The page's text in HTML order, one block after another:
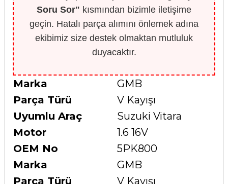
Soru Sor" kısmından bizimle iletişime
geçin. Hatalı parça alımını önlemek adına
ekibimiz size destek olmaktan mutluluk
duyacaktır.
Marka
GMB
Parça Türü
V Kayışı
Uyumlu Araç
Suzuki Vitara
Motor
1.6 16V
OEM No
5PK800
Marka
GMB
Parça Türü
V Kayışı